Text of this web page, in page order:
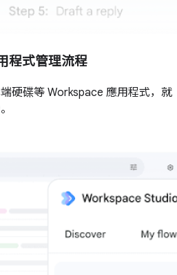
程式管理流程
硬碟等 Workspace 應用程式，就